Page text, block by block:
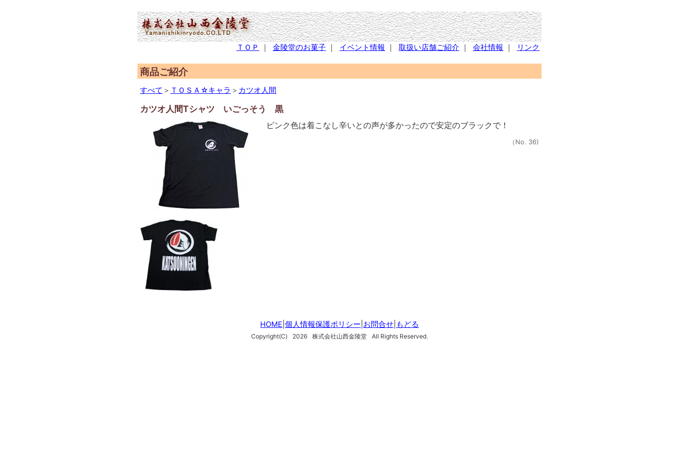
ＴＯＰ ｜ 金陵堂のお菓子 ｜ イベント情報 ｜ 取扱い店舗ご紹介 ｜ 会社情報 ｜ リンク
商品ご紹介
すべて ＞ ＴＯＳＡ☆キャラ ＞ カツオ人間
カツオ人間Tシャツ いごっそう 黒
ピンク色は着こなし辛いとの声が多かったので安定のブラックで！
（No. 36)
HOME 個人情報保護ポリシー お問合せ もどる
Copyright(C) 2026 株式会社山西金陵堂 All Rights Reserved.